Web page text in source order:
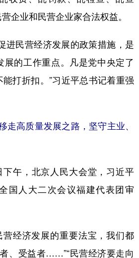
企业和民营企业家合法权益。
民营经济发展的政策措施，是
展的工作重点。凡是党中央定了
打折扣。”习近平总书记着重强
高质量发展之路，坚守主业、
午，北京人民大会堂，习近平
国人大二次会议福建代表团审
经济发展的重要法宝，我们都
者、受益者……”“民营经济要走向